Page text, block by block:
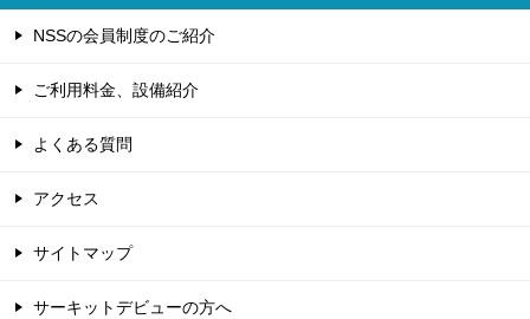
NSSの会員制度のご紹介
ご利用料金、設備紹介
よくある質問
アクセス
サイトマップ
サーキットデビューの方へ